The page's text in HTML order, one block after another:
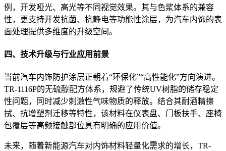
例，开发哑光、高光等不同视觉效果。其与色浆体系的兼容
性，更支持开发抗菌、抗静电等功能性涂层，为汽车内饰的表
面处理提供多维度的升级空间。
四、技术升级与行业应用前景
当前汽车内饰防护涂层正朝着“环保化”“高性能化”方向演进。
TR-1116P的无硫醇配方体系，规避了传统UV树脂的储存稳定
性问题，同时减少刺激性气味物质的释放。结合其耐酒精擦
拭、抗增塑剂迁移等特性，该材料在仪表盘、门板扶手、座椅
包覆层等高频接触部位具有明确的应用价值。
未来，随着新能源汽车对内饰材料轻量化需求的增长，TR-